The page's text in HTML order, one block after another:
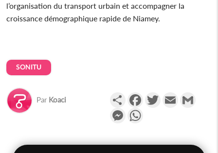
l’organisation du transport urbain et accompagner la
croissance démographique rapide de Niamey.
SONITU
Par Koaci PartagerFacebookTwitterEmail
Messenger